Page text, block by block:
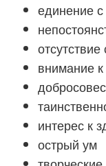
единение
внимание
интерес к
острый ум